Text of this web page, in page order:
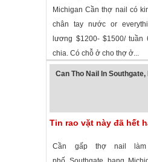
Michigan Cần thợ nail có
chân tay nước or
lương $1200- $1500/ tuần
chia. Có chỗ ở cho thợ ở...
Can Tho Nail In
Tin rao vặt này đã hết
Cần gấp thợ nail